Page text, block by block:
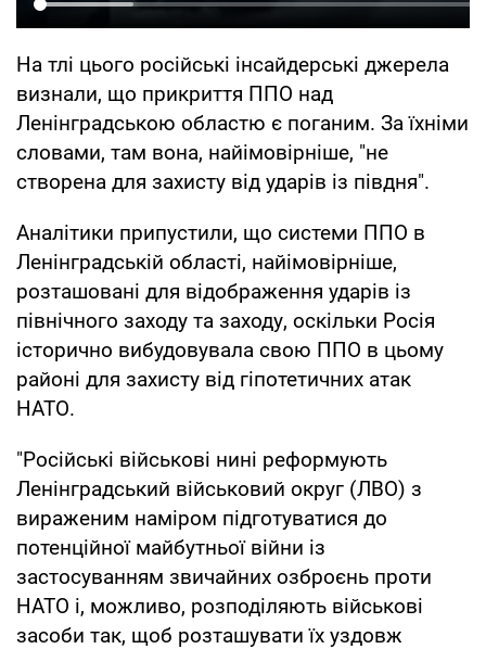
На тлі цього російські інсайдерські джерела
визнали, що прикриття ППО над
Ленінградською областю є поганим. За їхніми
словами, там вона, найімовірніше, "не
створена для захисту від ударів із півдня".
Аналітики припустили, що системи ППО в
Ленінградській області, найімовірніше,
розташовані для відображення ударів із
північного заходу та заходу, оскільки Росія
історично вибудовувала свою ППО в цьому
районі для захисту від гіпотетичних атак
НАТО.
"Російські військові нині реформують
Ленінградський військовий округ (ЛВО) з
вираженим наміром підготуватися до
потенційної майбутньої війни із
застосуванням звичайних озброєнь проти
НАТО і, можливо, розподіляють військові
засоби так, щоб розташувати їх уздовж